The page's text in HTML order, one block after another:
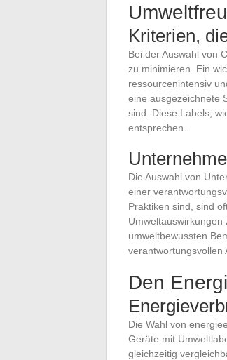
Kriterien,
Bei der Auswahl von
zu minimieren. Ein
ressourcenintensiv
eine ausgezeichnete
sind. Diese Labels,
entsprechen.
Die Auswahl von
einer
Praktiken sind, sind
umweltbewussten
verantwortungsvollen
Den
Die Wahl von
Geräte mit
gleichzeitig